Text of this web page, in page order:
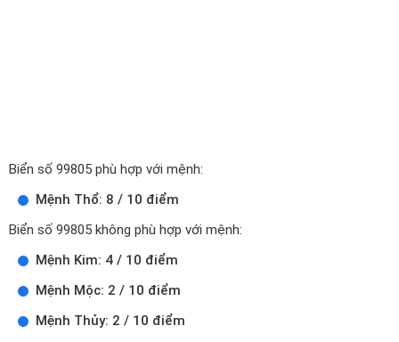
Biển số 99805 phù hợp với mệnh:
Mệnh Thổ: 8 / 10 điểm
Biển số 99805 không phù hợp với mệnh:
Mệnh Kim: 4 / 10 điểm
Mệnh Mộc: 2 / 10 điểm
Mệnh Thủy: 2 / 10 điểm